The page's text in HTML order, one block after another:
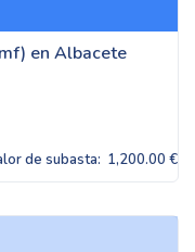
en Albacete
de subasta: 1,200.00 €